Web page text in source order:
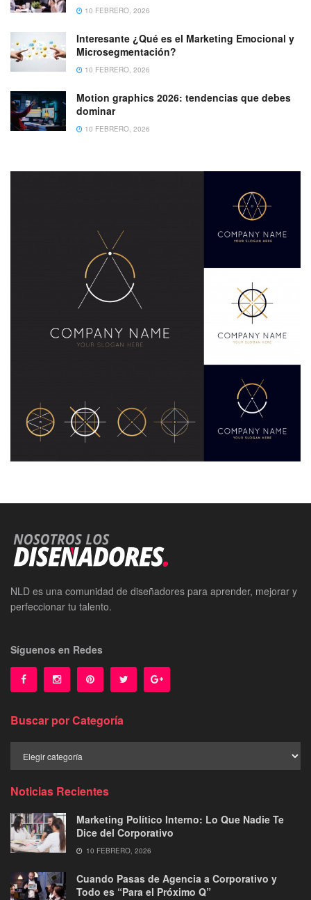
10 FEBRERO, 2026
Interesante ¿Qué es el Marketing Emocional y
Microsegmentación?
10 FEBRERO, 2026
Motion graphics 2026: tendencias que debes
dominar
10 FEBRERO, 2026
NLD es una comunidad de diseñadores para aprender, mejorar y
perfeccionar tu talento.
Síguenos en Redes
Buscar por Categoría
por
Noticias Recientes
Marketing Político Interno: Lo Que Nadie Te
Dice del Corporativo
10 FEBRERO, 2026
Cuando Pasas de Agencia a Corporativo y
Todo es “Para el Próximo Q”